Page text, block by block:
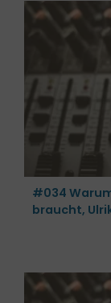
#034
braucht,